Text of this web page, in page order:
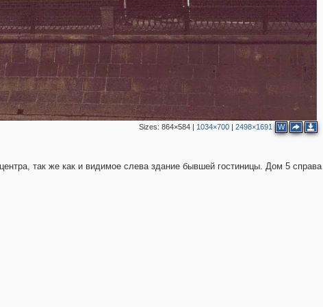
Sizes: 864×584| 1034×700| 2498×1691 W
так же как и видимое слева здание бывшей гостиницы. Дом 5 справа
3
2